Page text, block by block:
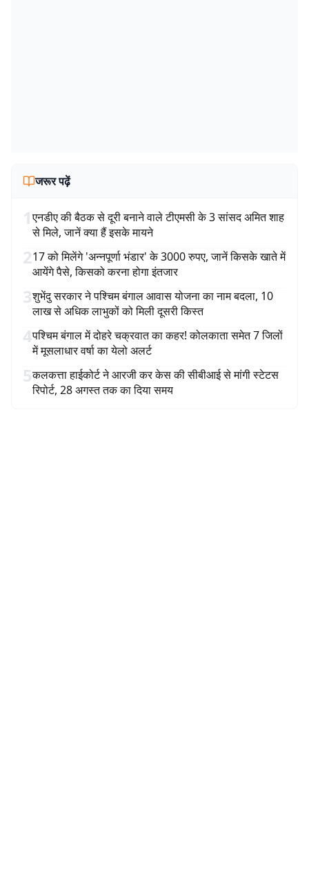
जरूर पढ़ें
1एनडीए की बैठक से दूरी बनाने वाले टीएमसी के 3 सांसद अमित शाह
से मिले, जानें क्या हैं इसके मायने
217 को मिलेंगे 'अन्नपूर्णा भंडार' के 3000 रुपए, जानें किसके खाते में
आयेंगे पैसे, किसको करना होगा इंतजार
3शुभेंदु सरकार ने पश्चिम बंगाल आवास योजना का नाम बदला, 10
लाख से अधिक लाभुकों को मिली दूसरी किस्त
4पश्चिम बंगाल में दोहरे चक्रवात का कहर! कोलकाता समेत 7 जिलों
में मूसलाधार वर्षा का येलो अलर्ट
5कलकत्ता हाईकोर्ट ने आरजी कर केस की सीबीआई से मांगी स्टेटस
रिपोर्ट, 28 अगस्त तक का दिया समय